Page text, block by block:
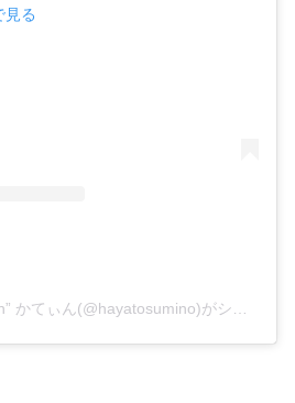
る